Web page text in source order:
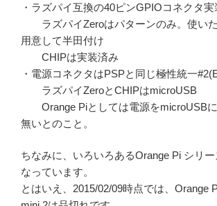
・ラズパイ互換の40ピンGPIOコネクタ実
ラズパイZeroはパターンのみ。使い
用意して半田付け
CHIPは実装済み
・電源コネクタはPSPと同じ極性統一
ラズパイZeroとCHIPはmicroUSB
Orange Piとしては電源をmicroUSBに
無いとのこと。
ちなみに、いろいろあるOrange Pi シリ
なっています。
とはいえ、2015/02/09時点では、Orange